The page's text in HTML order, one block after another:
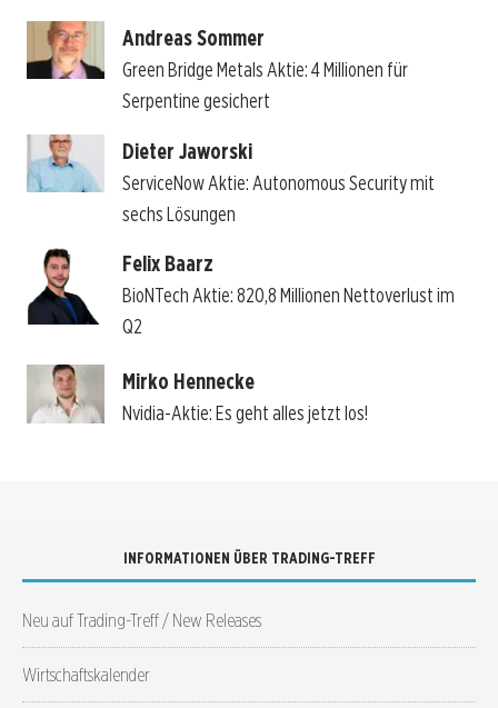
Andreas Sommer
Green Bridge Metals Aktie: 4 Millionen für
Serpentine gesichert
Dieter Jaworski
ServiceNow Aktie: Autonomous Security mit
sechs Lösungen
Felix Baarz
BioNTech Aktie: 820,8 Millionen Nettoverlust im
Q2
Mirko Hennecke
Nvidia-Aktie: Es geht alles jetzt los!
INFORMATIONEN ÜBER TRADING-TREFF
Neu auf Trading-Treff / New Releases
Wirtschaftskalender